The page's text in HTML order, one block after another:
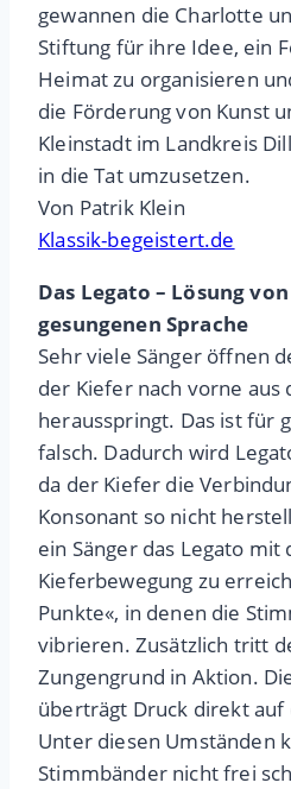
gewannen die Charlotte
Stiftung für ihre Idee, ein
Heimat zu organisieren
die Förderung von Kunst
Kleinstadt im Landkreis
in die Tat umzusetzen.
Von Patrik Klein
Klassik-begeistert.de
Das Legato – Lösung
gesungenen Sprache
Sehr viele Sänger öffnen
der Kiefer nach vorne aus
herausspringt. Das ist für
falsch. Dadurch wird
da der Kiefer die
Konsonant so nicht
ein Sänger das Legato
Kieferbewegung zu
Punkte«, in denen die
vibrieren. Zusätzlich tritt
Zungengrund in Aktion.
überträgt Druck direkt
Unter diesen Umständen
Stimmbänder nicht frei